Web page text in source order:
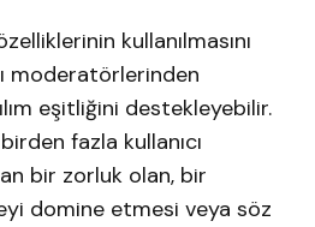
kullanılmasını
moderatörlerinden
eşitliğini destekleyebilir.
fazla kullanıcı
bir zorluk olan, bir
domine etmesi veya söz